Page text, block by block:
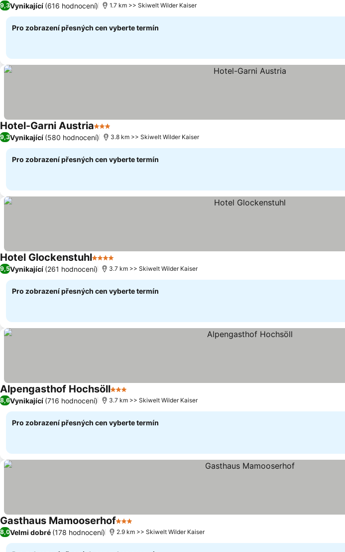
9,3Vynikající (616 hodnocení) 1.7 km >> Skiwelt Wilder Kaiser
Pro zobrazení přesných cen vyberte termín
Hotel-Garni Austria3 Počet hvězdiček
9,3Vynikající (580 hodnocení) 3.8 km >> Skiwelt Wilder Kaiser
Pro zobrazení přesných cen vyberte termín
Hotel Glockenstuhl4 Počet hvězdiček
9,5Vynikající (261 hodnocení) 3.7 km >> Skiwelt Wilder Kaiser
Pro zobrazení přesných cen vyberte termín
Alpengasthof Hochsöll3 Počet hvězdiček
8,6Vynikající (716 hodnocení) 3.7 km >> Skiwelt Wilder Kaiser
Pro zobrazení přesných cen vyberte termín
Gasthaus Mamooserhof3 Počet hvězdiček
8,0Velmi dobré (178 hodnocení) 2.9 km >> Skiwelt Wilder Kaiser